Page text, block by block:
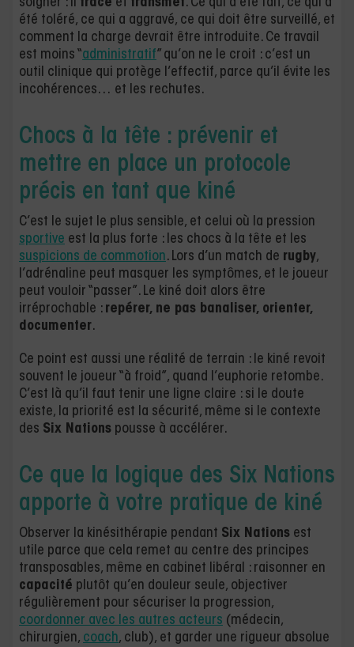
soigner : il trace et transmet. Ce qui a été fait, ce qui a
été toléré, ce qui a aggravé, ce qui doit être surveillé, et
comment la charge devrait être introduite. Ce travail
est moins “administratif” qu’on ne le croit : c’est un
outil clinique qui protège l’effectif, parce qu’il évite les
incohérences… et les rechutes.
Chocs à la tête : prévenir et
mettre en place un protocole
précis en tant que kiné
C’est le sujet le plus sensible, et celui où la pression
sportive est la plus forte : les chocs à la tête et les
suspicions de commotion. Lors d’un match de rugby,
l’adrénaline peut masquer les symptômes, et le joueur
peut vouloir “passer”. Le kiné doit alors être
irréprochable : repérer, ne pas banaliser, orienter,
documenter.
Ce point est aussi une réalité de terrain : le kiné revoit
souvent le joueur “à froid”, quand l’euphorie retombe.
C’est là qu’il faut tenir une ligne claire : si le doute
existe, la priorité est la sécurité, même si le contexte
des Six Nations pousse à accélérer.
Ce que la logique des Six Nations
apporte à votre pratique de kiné
Observer la kinésithérapie pendant Six Nations est
utile parce que cela remet au centre des principes
transposables, même en cabinet libéral : raisonner en
capacité plutôt qu’en douleur seule, objectiver
régulièrement pour sécuriser la progression,
coordonner avec les autres acteurs (médecin,
chirurgien, coach, club), et garder une rigueur absolue